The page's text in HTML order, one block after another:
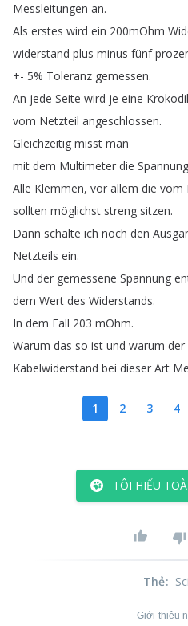
Messleitungen an.
Als erstes wird ein 200mOhm
widerstand plus minus fünf
+- 5% Toleranz gemessen.
An jede Seite wird je eine
vom Netzteil angeschlossen.
Gleichzeitig misst man
mit dem Multimeter die Spannung
Alle Klemmen, vor allem die vom
sollten möglichst streng sitzen.
Dann schalte ich noch den
Netzteils ein.
Und der gemessene Spannung
dem Wert des Widerstands.
In dem Fall 203 mOhm.
Warum das so ist und warum der
Kabelwiderstand bei dieser Art
1 2 3 4
TÔI HIỂU
Thẻ:
Giới thiệu